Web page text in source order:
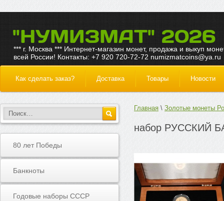
"НУМИЗМАТ" 2026
*** г. Москва *** Интернет-магазин монет, продажа и выкуп
всей России! Контакты: +7 920 720-72-72 numizmatcoins@ya.ru
Как сделать заказ? Доставка Товары Новости
80 лет Победы
Банкноты
Годовые наборы СССР
Главная Золотые монеты
набор РУССКИЙ